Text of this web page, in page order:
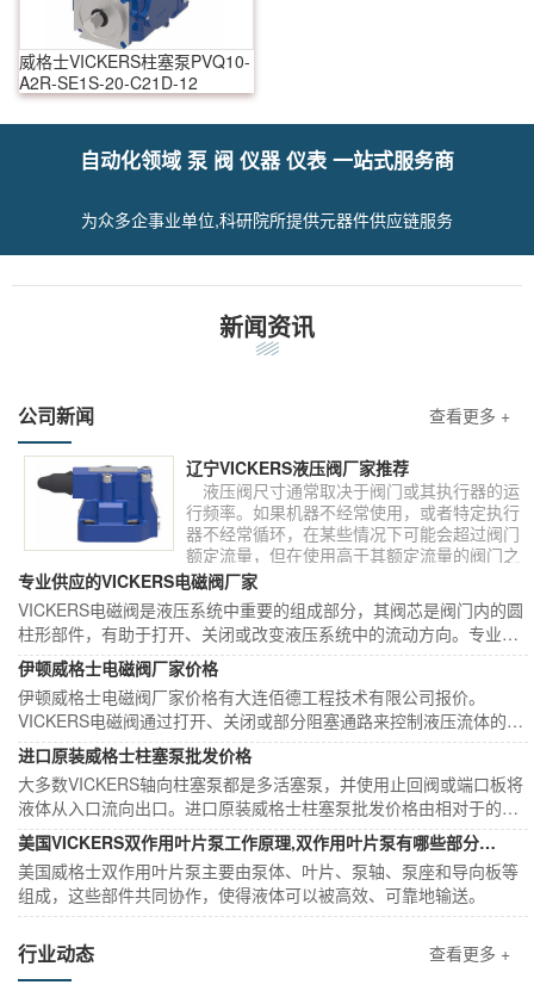
威格士VICKERS柱塞泵PVQ10-
A2R-SE1S-20-C21D-12
自动化领域 泵 阀 仪器 仪表 一站式服务商
为众多企事业单位,科研院所提供元器件供应链服务
新闻资讯
查看更多 +
公司新闻
辽宁VICKERS液压阀厂家推荐
液压阀尺寸通常取决于阀门或其执行器的运
行频率。如果机器不经常使用，或者特定执行
器不经常循环，在某些情况下可能会超过阀门
额定流量，但在使用高于其额定流量的阀门之
前，请务必咨询制造商。辽宁VICKERS液压
阀厂家推荐大连佰德工程技术有限公司。
专业供应的VICKERS电磁阀厂家
VICKERS电磁阀是液压系统中重要的组成部分，其阀芯是阀门内的圆
柱形部件，有助于打开、关闭或改变液压系统中的流动方向。专业供
应的VICKERS电磁阀厂家选择大连佰德工程技术有限公司。
伊顿威格士电磁阀厂家价格
伊顿威格士电磁阀厂家价格有大连佰德工程技术有限公司报价。
VICKERS电磁阀通过打开、关闭或部分阻塞通路来控制液压流体的流
动。线圈可用作阀门中的执行器，用于控制流量、限制系统压力或控
制方向。
进口原装威格士柱塞泵批发价格
大多数VICKERS轴向柱塞泵都是多活塞泵，并使用止回阀或端口板将
液体从入口流向出口。进口原装威格士柱塞泵批发价格由相对于的型
号和采用的项目综合决定。小编通过文本为您做解答。
美国VICKERS双作用叶片泵工作原理,双作用叶片泵有哪些部分组成
美国威格士双作用叶片泵主要由泵体、叶片、泵轴、泵座和导向板等
组成，这些部件共同协作，使得液体可以被高效、可靠地输送。
查看更多 +
行业动态